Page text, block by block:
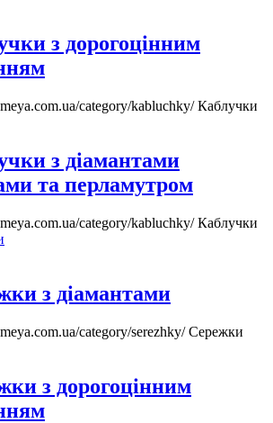
з дорогоцінним
category/kabluchky/Каблучки
з діамантами
та перламутром
category/kabluchky/Каблучки
з діамантами
category/serezhky/Сережки
з дорогоцінним